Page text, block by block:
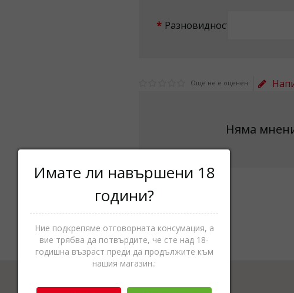
Разновидност
Още не е оценен
Няма
Имате ли навършени 18
години?
Ние подкрепяме отговорната консумация, а
вие трябва да потвърдите, че сте над 18-
годишна възраст преди да продължите към
нашия магазин.: